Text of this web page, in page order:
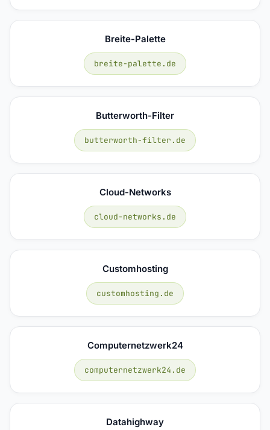
Breite-Palette
breite-palette.de
Butterworth-Filter
butterworth-filter.de
Cloud-Networks
cloud-networks.de
Customhosting
customhosting.de
Computernetzwerk24
computernetzwerk24.de
Datahighway